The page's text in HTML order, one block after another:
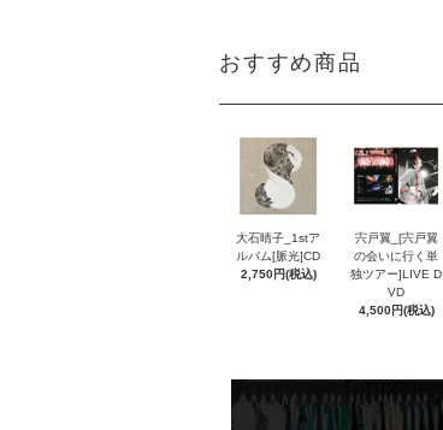
おすすめ商品
大石晴子_1stア
ルバム[脈光]CD
2,750円(税込)
宍戸翼_[宍戸翼
の会いに行く単
独ツアー]LIVE D
VD
4,500円(税込)